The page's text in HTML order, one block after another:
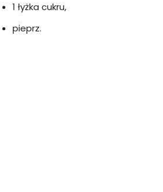
1 łyżka cukru,
pieprz.